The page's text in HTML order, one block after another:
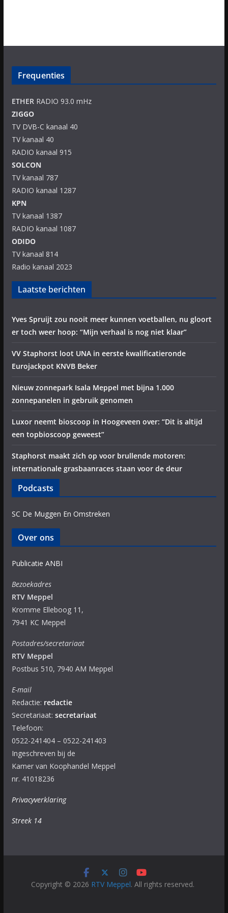
Frequenties
ETHERRADIO 93.0 mHz
ZIGGO
TV DVB-C kanaal 40
TV kanaal 40
RADIO kanaal 915
SOLCON
TV kanaal 787
RADIO kanaal 1287
KPN
TV kanaal 1387
RADIO kanaal 1087
ODIDO
TV kanaal 814
Radio kanaal 2023
Laatste berichten
Yves Spruijt zou nooit meer kunnen voetballen, nu gloort
er toch weer hoop: “Mijn verhaal is nog niet klaar”
VV Staphorst loot UNA in eerste kwalificatieronde
Eurojackpot KNVB Beker
Nieuw zonnepark Isala Meppel met bijna 1.000
zonnepanelen in gebruik genomen
Luxor neemt bioscoop in Hoogeveen over: “Dit is altijd
een topbioscoop geweest”
Staphorst maakt zich op voor brullende motoren:
internationale grasbaanraces staan voor de deur
Podcasts
SC De Muggen En Omstreken
Over ons
Publicatie ANBI
Bezoekadres
RTV Meppel
Kromme Elleboog 11,
7941 KC Meppel
Postadres/secretariaat
RTV Meppel
Postbus 510, 7940 AM Meppel
E-mail
Redactie: redactie
Secretariaat: secretariaat
Telefoon:
0522-241404 – 0522-241403
Ingeschreven bij de
Kamer van Koophandel Meppel
nr. 41018236
Privacyverklaring
Streek 14
Copyright © 2026 RTV Meppel. All rights reserved.